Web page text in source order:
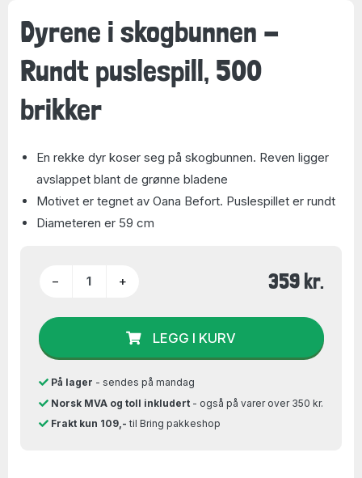
Dyrene i skogbunnen -
Rundt puslespill, 500
brikker
En rekke dyr koser seg på skogbunnen. Reven ligger
avslappet blant de grønne bladene
Motivet er tegnet av Oana Befort. Puslespillet er rundt
Diameteren er 59 cm
− + 359 kr.
LEGG I KURV
På lager - sendes på mandag
Norsk MVA og toll inkludert- også på varer over 350 kr.
Frakt kun 109,- til Bring pakkeshop